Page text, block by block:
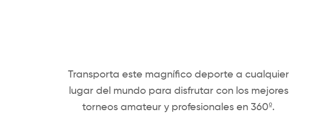
Transporta este magnífico deporte a cualquier
lugar del mundo para disfrutar con los mejores
torneos amateur y profesionales en 360º.